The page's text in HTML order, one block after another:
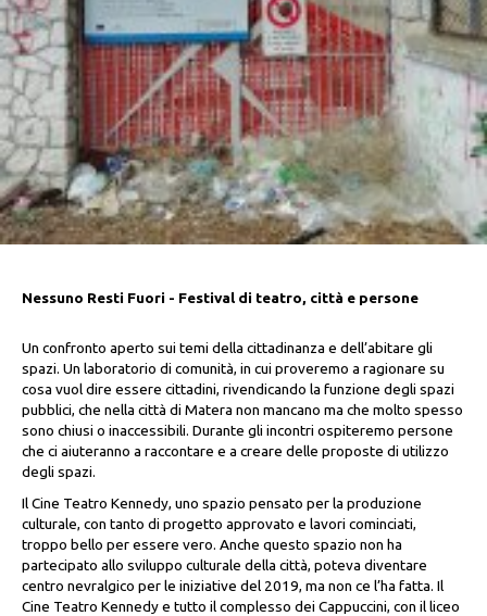
Nessuno Resti Fuori - Festival di teatro, città e persone
Un confronto aperto sui temi della cittadinanza e dell’abitare gli
spazi. Un laboratorio di comunità, in cui proveremo a ragionare su
cosa vuol dire essere cittadini, rivendicando la funzione degli spazi
pubblici, che nella città di Matera non mancano ma che molto spesso
sono chiusi o inaccessibili. Durante gli incontri ospiteremo persone
che ci aiuteranno a raccontare e a creare delle proposte di utilizzo
degli spazi.
Il Cine Teatro Kennedy, uno spazio pensato per la produzione
culturale, con tanto di progetto approvato e lavori cominciati,
troppo bello per essere vero. Anche questo spazio non ha
partecipato allo sviluppo culturale della città, poteva diventare
centro nevralgico per le iniziative del 2019, ma non ce l’ha fatta. Il
Cine Teatro Kennedy e tutto il complesso dei Cappuccini, con il liceo